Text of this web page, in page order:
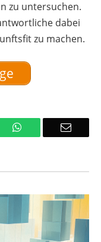
zu untersuchen.
dabei
zu machen.
WhatsApp Email